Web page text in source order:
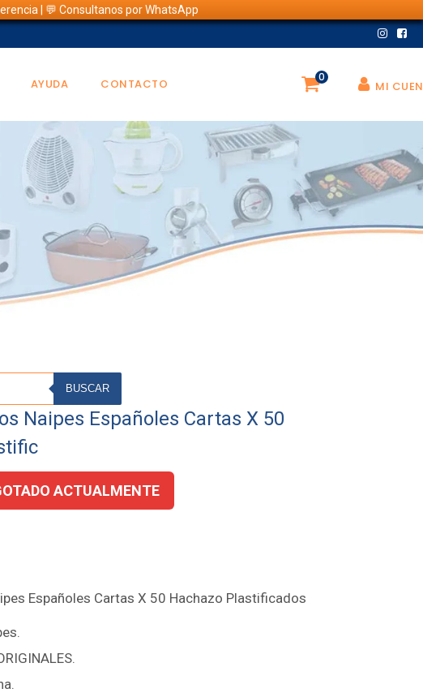
| 💬 Consultanos por WhatsApp
AYUDA CONTACTO MI
0
BUSCAR
Naipes Españoles Cartas X 50
ACTUALMENTE
Españoles Cartas X 50 Hachazo Plastificados